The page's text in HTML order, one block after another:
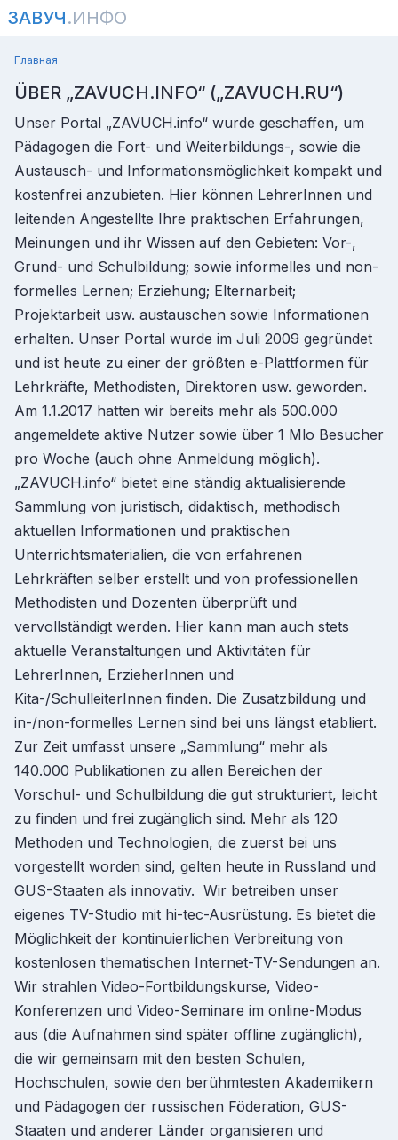
ЗАВУЧ.ИНФО
Главная
ÜBER „ZAVUCH.INFO“ („ZAVUCH.RU“)
Unser Portal „ZAVUCH.info“ wurde geschaffen, um
Pädagogen die Fort- und Weiterbildungs-, sowie die
Austausch- und Informationsmöglichkeit kompakt und
kostenfrei anzubieten. Hier können LehrerInnen und
leitenden Angestellte Ihre praktischen Erfahrungen,
Meinungen und ihr Wissen auf den Gebieten: Vor-,
Grund- und Schulbildung; sowie informelles und non-
formelles Lernen; Erziehung; Elternarbeit;
Projektarbeit usw. austauschen sowie Informationen
erhalten. Unser Portal wurde im Juli 2009 gegründet
und ist heute zu einer der größten e-Plattformen für
Lehrkräfte, Methodisten, Direktoren usw. geworden.
Am 1.1.2017 hatten wir bereits mehr als 500.000
angemeldete aktive Nutzer sowie über 1 Mlo Besucher
pro Woche (auch ohne Anmeldung möglich).
„ZAVUCH.info“ bietet eine ständig aktualisierende
Sammlung von juristisch, didaktisch, methodisch
aktuellen Informationen und praktischen
Unterrichtsmaterialien, die von erfahrenen
Lehrkräften selber erstellt und von professionellen
Methodisten und Dozenten überprüft und
vervollständigt werden. Hier kann man auch stets
aktuelle Veranstaltungen und Aktivitäten für
LehrerInnen, ErzieherInnen und
Kita-/SchulleiterInnen finden. Die Zusatzbildung und
in-/non-formelles Lernen sind bei uns längst etabliert.
Zur Zeit umfasst unsere „Sammlung“ mehr als
140.000 Publikationen zu allen Bereichen der
Vorschul- und Schulbildung die gut strukturiert, leicht
zu finden und frei zugänglich sind. Mehr als 120
Methoden und Technologien, die zuerst bei uns
vorgestellt worden sind, gelten heute in Russland und
GUS-Staaten als innovativ. Wir betreiben unser
eigenes TV-Studio mit hi-tec-Ausrüstung. Es bietet die
Möglichkeit der kontinuierlichen Verbreitung von
kostenlosen thematischen Internet-TV-Sendungen an.
Wir strahlen Video-Fortbildungskurse, Video-
Konferenzen und Video-Seminare im online-Modus
aus (die Aufnahmen sind später offline zugänglich),
die wir gemeinsam mit den besten Schulen,
Hochschulen, sowie den berühmtesten Akademikern
und Pädagogen der russischen Föderation, GUS-
Staaten und anderer Länder organisieren und